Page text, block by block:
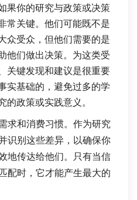
果你的研究与政策或决策
常关键。他们可能既不是
众受众，但他们需要的是
他们做出决策。为这类受
关键发现和建议是很重要
实基础的，避免过多的学
政策或实践意义。
求和消费习惯。作为研究
识别这些差异，以确保你
地传达给他们。只有当信
配时，它才能产生最大的